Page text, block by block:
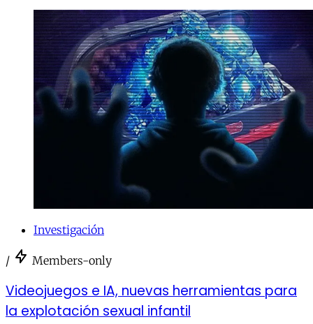
Investigación
/ Members-only
Videojuegos e IA, nuevas herramientas para
la explotación sexual infantil